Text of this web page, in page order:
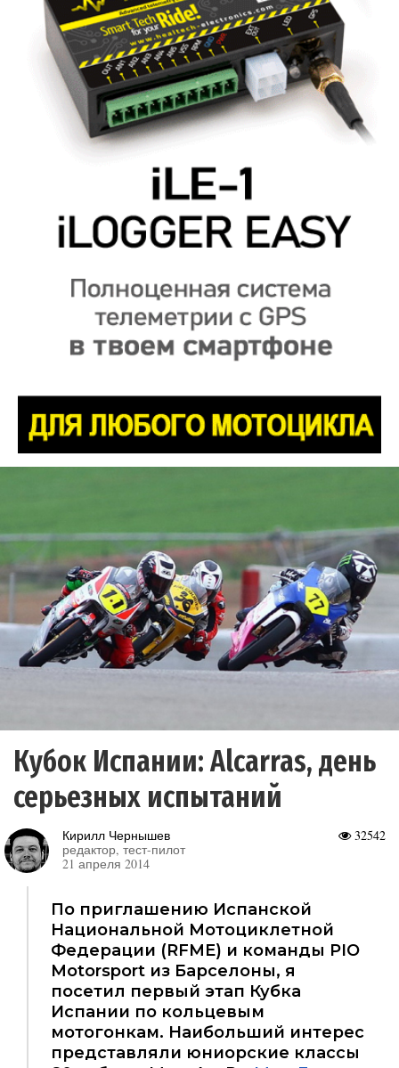
Кубок Испании: Alcarras, день
серьезных испытаний
32542
Кирилл Чернышев
редактор, тест-пилот
21 апреля 2014
По приглашению Испанской
Национальной Мотоциклетной
Федерации (RFME) и команды PIO
Motorsport из Барселоны, я
посетил первый этап Кубка
Испании по кольцевым
мотогонкам. Наибольший интерес
представляли юниорские классы